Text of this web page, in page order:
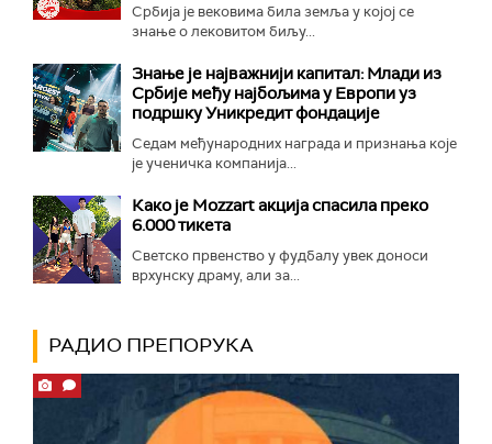
Србија је вековима била земља у којој се
знање о лековитом биљу...
Знање је најважнији капитал: Млади из
Србије међу најбољима у Европи уз
подршку Уникредит фондације
Седам међународних награда и признања које
је ученичка компанија...
Како је Mozzart акција спасила преко
6.000 тикета
Светско првенство у фудбалу увек доноси
врхунску драму, али за...
РАДИО ПРЕПОРУКА